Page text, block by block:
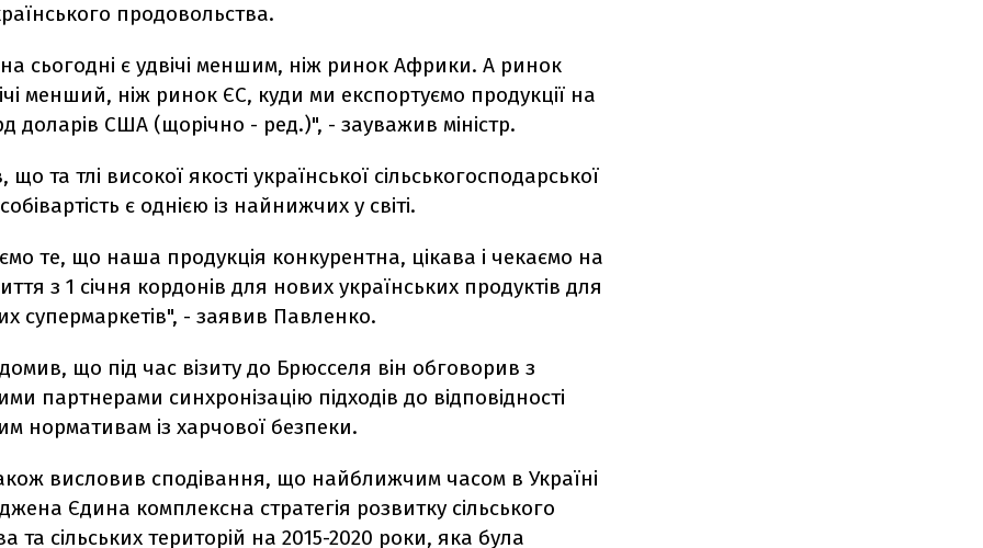
продовольства.
сьогодні є удвічі меншим, ніж ринок Африки. А ринок
менший, ніж ринок ЄС, куди ми експортуємо продукції на
доларів США (щорічно - ред.)", - зауважив міністр.
що та тлі високої якості української сільськогосподарської
собівартість є однією із найнижчих у світі.
те, що наша продукція конкурентна, цікава і чекаємо на
з 1 січня кордонів для нових українських продуктів для
супермаркетів", - заявив Павленко.
що під час візиту до Брюсселя він обговорив з
партнерами синхронізацію підходів до відповідності
нормативам із харчової безпеки.
висловив сподівання, що найближчим часом в Україні
Єдина комплексна стратегія розвитку сільського
та сільських територій на 2015-2020 роки, яка була